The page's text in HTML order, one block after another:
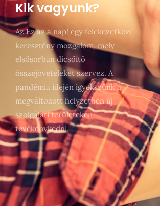
Kik vagyunk?
Az Ez az a nap! egy felekezetközi
keresztény mozgalom, mely
elsősorban dicsőítő
összejöveteleket szervez. A
pandémia idején igyekszünk a
megváltozott helyzetben új
szolgálati területeken
tevékenykedni.